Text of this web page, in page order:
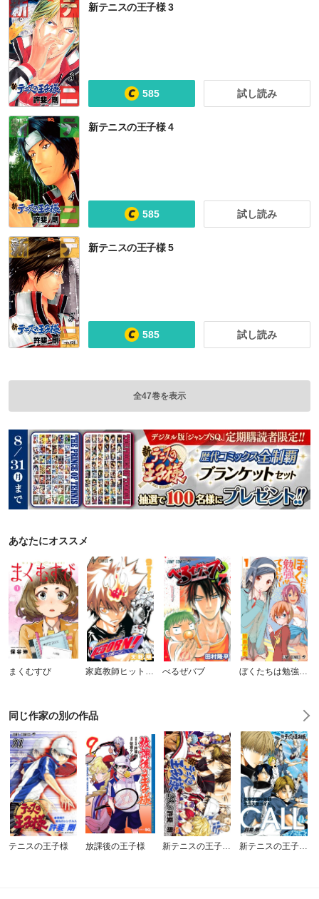
新テニスの王子様 立海大附属中学校テニス部ガイド『STRENGTH』
新テニスの王子様 3
585 試し読み
新テニスの王子様 4
585 試し読み
新テニスの王子様 5
585 試し読み
全47巻を表示
あなたにオススメ
まくむすび 家庭教師ヒットマンREBORN! モノクロ版 べるぜバブ ぼくたちは勉強ができない
同じ作家の別の作品
テニスの王子様 放課後の王子様 新テニスの王子様 パーフェクトファンブック 新テニスの王子様 氷帝学園中等部テニス部ガイド『CALL』